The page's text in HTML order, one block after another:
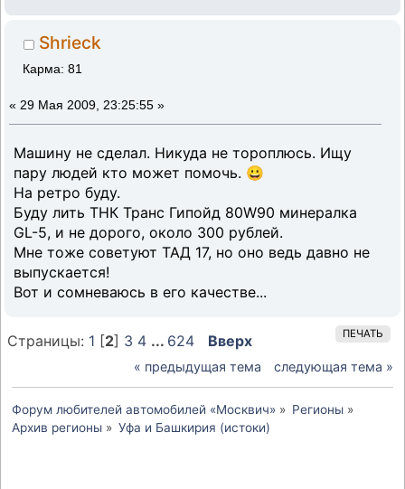
Shrieck
Карма: 81
« 29 Мая 2009, 23:25:55 »
Машину не сделал. Никуда не тороплюсь. Ищу
пару людей кто может помочь. 😀
На ретро буду.
Буду лить ТНК Транс Гипойд 80W90 минералка
GL-5, и не дорого, около 300 рублей.
Мне тоже советуют ТАД 17, но оно ведь давно не
выпускается!
Вот и сомневаюсь в его качестве...
ПЕЧАТЬ
Страницы: 1 [2] 3 4 ... 624 Вверх
« предыдущая тема следующая тема »
Форум любителей автомобилей «Москвич» » Регионы»
Архив регионы » Уфа и Башкирия (истоки)